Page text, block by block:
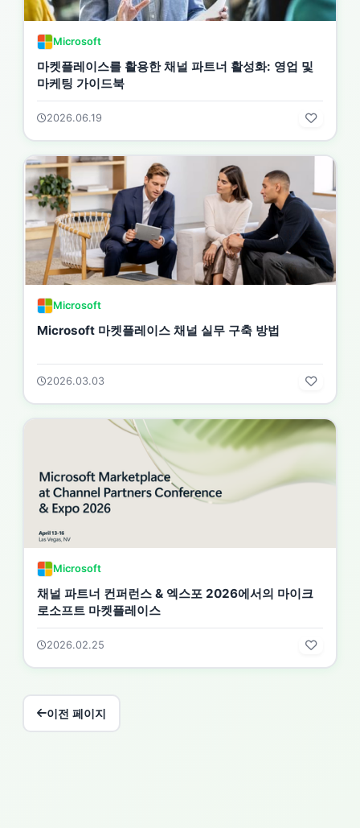
Microsoft
마켓플레이스를 활용한 채널 파트너 활성화: 영업 및
마케팅 가이드북
2026.06.19
Microsoft
Microsoft 마켓플레이스 채널 실무 구축 방법
2026.03.03
Microsoft
채널 파트너 컨퍼런스 & 엑스포 2026에서의 마이크
로소프트 마켓플레이스
2026.02.25
이전 페이지